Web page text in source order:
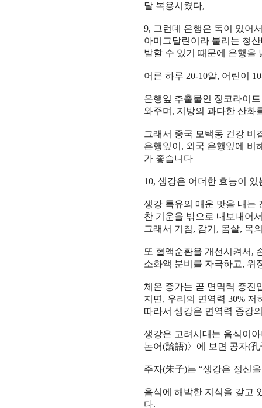
달 복용시켰다,
9, 그런데 은행은 독이 있어
아미그달린이라 불리는 청
발할 수 있기 때문에 은행을
어른 하루 20-10알, 어린이
은행잎 추출물인 징코라이
와주며 , 지방의 과다한 산화
그래서 중국 모택동 건강 비
은행잎이 , 외국 은행잎에 비
가 좋습니다
10,생강은 어더한 효능이 있
생강 특유의 매운 맛을 내는
찬 기운을 밖으로 내보내어
그래서 기침, 감기 , 몸살, 목
또 혈액순환을 개선시켜서 ,
소화액 분비 를 자극하고, 위
체온 증가는 곧 면멱력 증진
지면 , 우리의 면역력30% 저
따라서생강은 면역력 증강
생강은 고려시대 는 음식이
논어(論語)〉 에 보면 공자(
주자(朱子)는“생강은 정신
음식에 해박한 지식을 갖고
다.